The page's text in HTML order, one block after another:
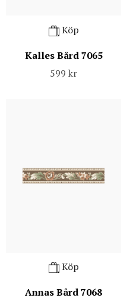
Köp
Kalles Bård 7065
599 kr
Köp
Annas Bård 7068